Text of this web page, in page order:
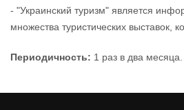
- "Украинский туризм" является
множества туристических выставок,
Периодичность: 1 раз в два месяца.